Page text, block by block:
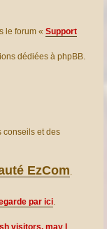
le forum « Support
dédiées à phpBB.
conseils et des
EzCom.
par ici.
visitors, may I